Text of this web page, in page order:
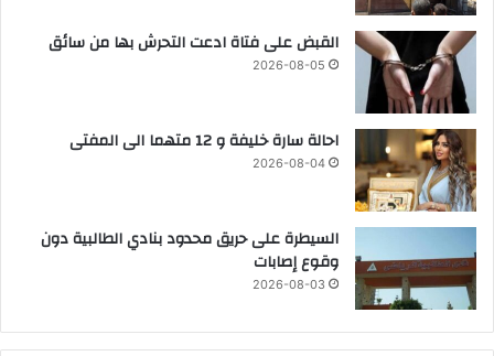
القبض على فتاة ادعت التحرش بها من سائق
2026-08-05
احالة سارة خليفة و 12 متهما الى المفتى
2026-08-04
السيطرة على حريق محدود بنادي الطالبية دون
وقوع إصابات
2026-08-03